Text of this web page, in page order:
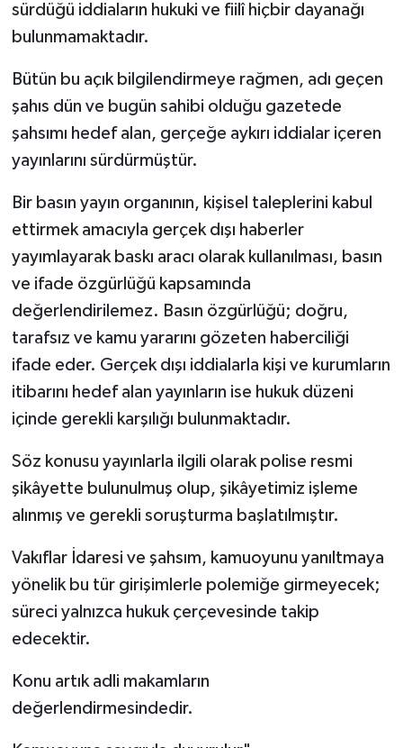
sürdüğü iddiaların hukuki ve fiilî hiçbir dayanağı
bulunmamaktadır.
Bütün bu açık bilgilendirmeye rağmen, adı geçen
şahıs dün ve bugün sahibi olduğu gazetede
şahsımı hedef alan, gerçeğe aykırı iddialar içeren
yayınlarını sürdürmüştür.
Bir basın yayın organının, kişisel taleplerini kabul
ettirmek amacıyla gerçek dışı haberler
yayımlayarak baskı aracı olarak kullanılması, basın
ve ifade özgürlüğü kapsamında
değerlendirilemez. Basın özgürlüğü; doğru,
tarafsız ve kamu yararını gözeten haberciliği
ifade eder. Gerçek dışı iddialarla kişi ve kurumların
itibarını hedef alan yayınların ise hukuk düzeni
içinde gerekli karşılığı bulunmaktadır.
Söz konusu yayınlarla ilgili olarak polise resmi
şikâyette bulunulmuş olup, şikâyetimiz işleme
alınmış ve gerekli soruşturma başlatılmıştır.
Vakıflar İdaresi ve şahsım, kamuoyunu yanıltmaya
yönelik bu tür girişimlerle polemiğe girmeyecek;
süreci yalnızca hukuk çerçevesinde takip
edecektir.
Konu artık adli makamların
değerlendirmesindedir.